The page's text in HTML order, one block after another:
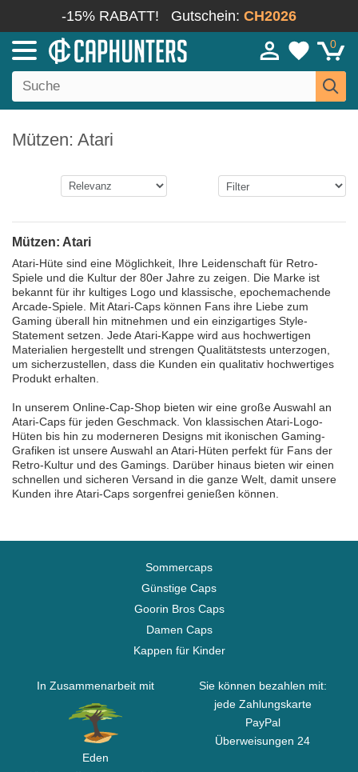
-15% RABATT! Gutschein: CH2026
0
Mützen: Atari
Mützen: Atari
Atari-Hüte sind eine Möglichkeit, Ihre Leidenschaft für Retro-
Spiele und die Kultur der 80er Jahre zu zeigen. Die Marke ist
bekannt für ihr kultiges Logo und klassische, epochemachende
Arcade-Spiele. Mit Atari-Caps können Fans ihre Liebe zum
Gaming überall hin mitnehmen und ein einzigartiges Style-
Statement setzen. Jede Atari-Kappe wird aus hochwertigen
Materialien hergestellt und strengen Qualitätstests unterzogen,
um sicherzustellen, dass die Kunden ein qualitativ hochwertiges
Produkt erhalten.
In unserem Online-Cap-Shop bieten wir eine große Auswahl an
Atari-Caps für jeden Geschmack. Von klassischen Atari-Logo-
Hüten bis hin zu moderneren Designs mit ikonischen Gaming-
Grafiken ist unsere Auswahl an Atari-Hüten perfekt für Fans der
Retro-Kultur und des Gamings. Darüber hinaus bieten wir einen
schnellen und sicheren Versand in die ganze Welt, damit unsere
Kunden ihre Atari-Caps sorgenfrei genießen können.
Sommercaps
Günstige Caps
Goorin Bros Caps
Damen Caps
Kappen für Kinder
In Zusammenarbeit mit
Eden
Sie können bezahlen mit:
jede Zahlungskarte
PayPal
Überweisungen 24